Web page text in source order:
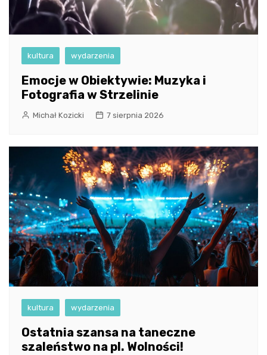
kultura wydarzenia
Emocje w Obiektywie: Muzyka i
Fotografia w Strzelinie
Michał Kozicki 7 sierpnia 2026
kultura wydarzenia
Ostatnia szansa na taneczne
szaleństwo na pl. Wolności!